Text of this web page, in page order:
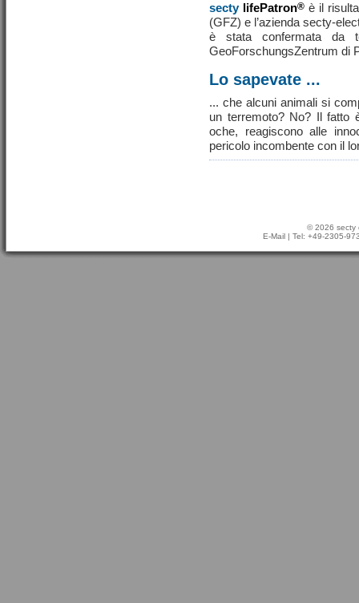
secty lifePatron® è il
(GFZ) e l’azienda secty-
è stata confermata da
GeoForschungsZentrum di
Lo sapevate ...
... che alcuni animali si
un terremoto? No? Il fatto
oche, reagiscono alle
pericolo incombente con il
© 2026 secty
E-Mail | Tel: +49-2305-